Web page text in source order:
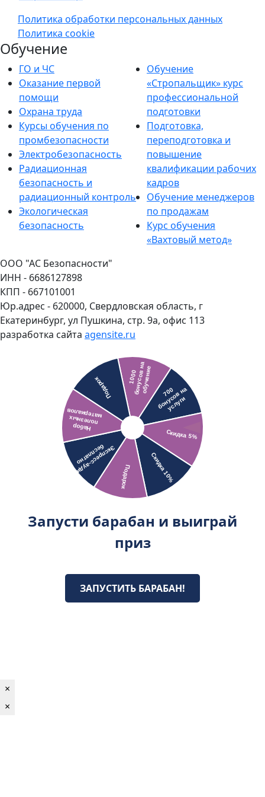
Политика обработки персональных данных
Политика cookie
Обучение
ГО и ЧС
Оказание первой
помощи
Охрана труда
Курсы обучения по
промбезопасности
Электробезопасность
Радиационная
безопасность и
радиационный контроль
Экологическая
безопасность
Обучение
«Стропальщик» курс
профессиональной
подготовки
Подготовка,
переподготовка и
повышение
квалификации рабочих
кадров
Обучение менеджеров
по продажам
Курс обучения
«Вахтовый метод»
ООО "АС Безопасности"
ИНН - 6686127898
КПП - 667101001
Юр.адрес - 620000, Свердловская область, г
Екатеринбург, ул Пушкина, стр. 9а, офис 113
разработка сайта agensite.ru
Запусти барабан и выиграй
приз
ЗАПУСТИТЬ БАРАБАН!
×
×